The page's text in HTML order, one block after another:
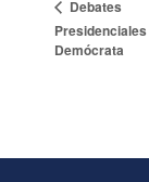
Debates
Demócrata